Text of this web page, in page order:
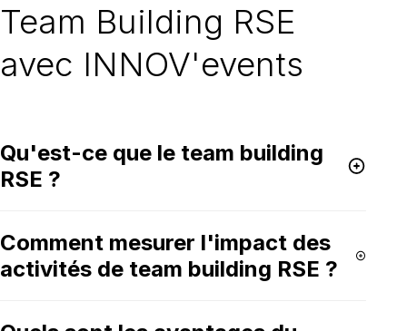
Team Building RSE
avec INNOV'events
Qu'est-ce que le team building
RSE ?
renforcer les équipes tout en intégrant les principes de
la responsabilité sociale des entreprises. Cela vise à
améliorer la cohésion de l'équipe et à promouvoir un
Comment mesurer l'impact des
activités de team building RSE ?